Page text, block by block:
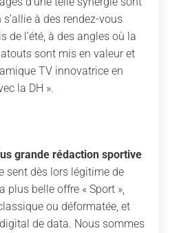
s’allie à des rendez-vous
de l’été, à des angles où la
sont mis en valeur et
TV innovatrice en
la DH ».
grande rédaction sportive
sent dès lors légitime de
plus belle offre « Sport »,
ou déformatée, et
de data. Nous sommes